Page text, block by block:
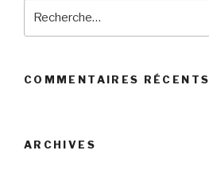
COMMENTAIRES RÉCENTS
ARCHIVES